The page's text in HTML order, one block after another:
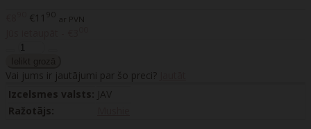
€11 90 ar PVN
Vai jums ir jautājumi par šo preci?
Izcelsmes valsts: JAV
Ražotājs: